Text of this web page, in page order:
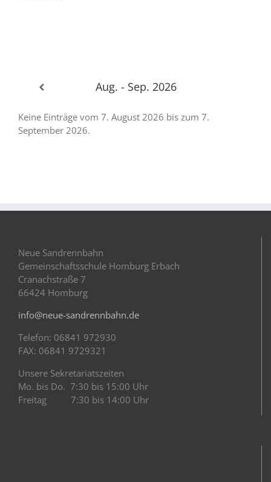
Aug. - Sep. 2026
Keine Einträge vom 7. August 2026 bis zum 7.
September 2026.
Neue Sandrennbahn
Gemeinschaftsschule Homburg Erbach
Cranachstraße 7
66424 Homburg
info@neue-sandrennbahn.de
Telefon: 06841 972930
FAX: 06841 9729321
Unsere Sekretariatszeiten
Mo. bis Do. 7:30 bis 15:00 Uhr
Freitag 7:30 bis 14:00 Uhr